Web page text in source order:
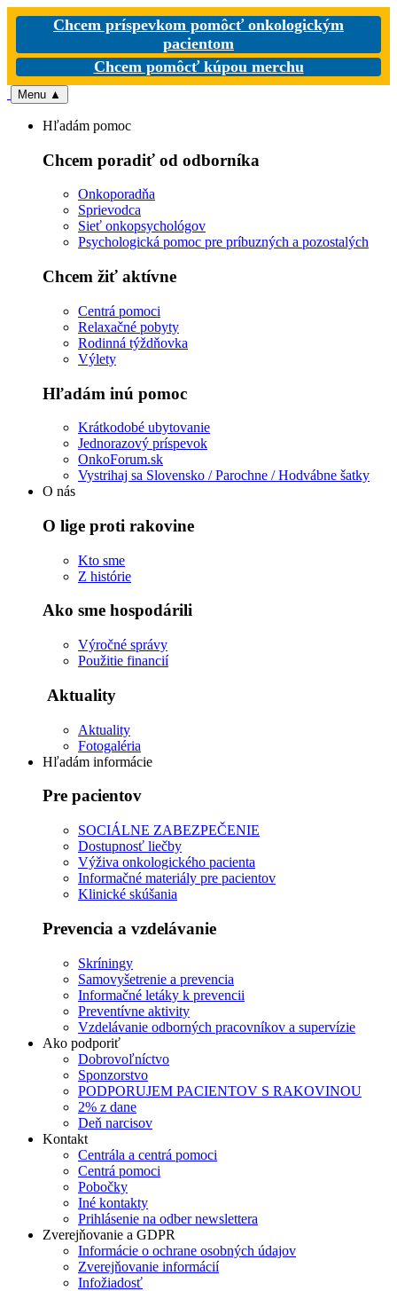
Chcem príspevkom pomôcť onkologickým
pacientom
Chcem pomôcť kúpou merchu
Menu ▲
Hľadám pomoc
Chcem poradiť od odborníka
Onkoporadňa
Sprievodca
Sieť onkopsychológov
Psychologická pomoc pre príbuzných a pozostalých
Chcem žiť aktívne
Centrá pomoci
Relaxačné pobyty
Rodinná týždňovka
Výlety
Hľadám inú pomoc
Krátkodobé ubytovanie
Jednorazový príspevok
OnkoForum.sk
Vystrihaj sa Slovensko / Parochne / Hodvábne šatky
O nás
O lige proti rakovine
Kto sme
Z histórie
Ako sme hospodárili
Výročné správy
Použitie financií
Aktuality
Aktuality
Fotogaléria
Hľadám informácie
Pre pacientov
SOCIÁLNE ZABEZPEČENIE
Dostupnosť liečby
Výživa onkologického pacienta
Informačné materiály pre pacientov
Klinické skúšania
Prevencia a vzdelávanie
Skríningy
Samovyšetrenie a prevencia
Informačné letáky k prevencii
Preventívne aktivity
Vzdelávanie odborných pracovníkov a supervízie
Ako podporiť
Dobrovoľníctvo
Sponzorstvo
PODPORUJEM PACIENTOV S RAKOVINOU
2% z dane
Deň narcisov
Kontakt
Centrála a centrá pomoci
Centrá pomoci
Pobočky
Iné kontakty
Prihlásenie na odber newslettera
Zverejňovanie a GDPR
Informácie o ochrane osobných údajov
Zverejňovanie informácií
Infožiadosť